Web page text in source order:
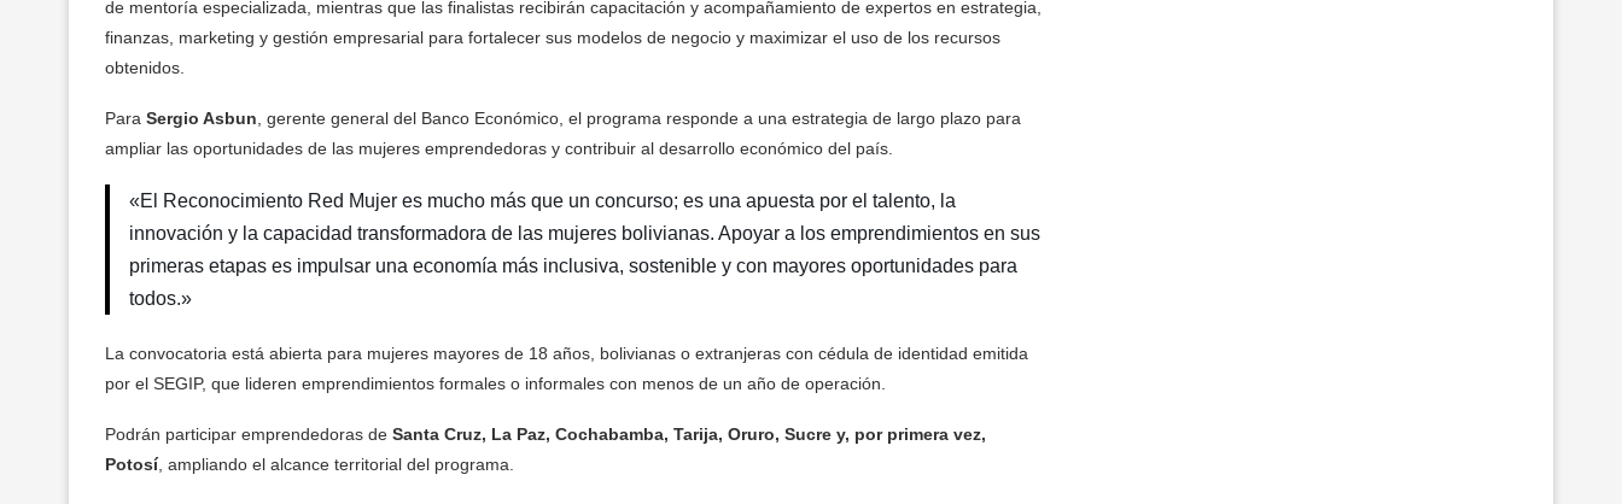
de mentoría especializada, mientras que las finalistas recibirán capacitación y acompañamiento de expertos en estrategia,
finanzas, marketing y gestión empresarial para fortalecer sus modelos de negocio y maximizar el uso de los recursos
obtenidos.
Para Sergio Asbun , gerente general del Banco Económico, el programa responde a una estrategia de largo plazo para
ampliar las oportunidades de las mujeres emprendedoras y contribuir al desarrollo económico del país.
«El Reconocimiento Red Mujer es mucho más que un concurso; es una apuesta por el talento, la
innovación y la capacidad transformadora de las mujeres bolivianas. Apoyar a los emprendimientos en sus
primeras etapas es impulsar una economía más inclusiva, sostenible y con mayores oportunidades para
todos.»
La convocatoria está abierta para mujeres mayores de 18 años, bolivianas o extranjeras con cédula de identidad emitida
por el SEGIP, que lideren emprendimientos formales o informales con menos de un año de operación.
Podrán participar emprendedoras de Santa Cruz, La Paz, Cochabamba, Tarija, Oruro, Sucre y, por primera vez,
Potosí, ampliando el alcance territorial del programa.